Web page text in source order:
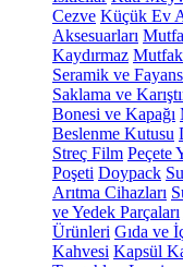
Cezve Küçük Ev
Aksesuarları
Kaydırmaz
Seramik ve
Saklama ve
Bonesi ve Kapağı
Beslenme Kutusu
Streç Film Peçete
Poşeti Doypack
Arıtma Cihazları
ve Yedek Parçaları
Ürünleri Gıda ve
Kahvesi Kapsül